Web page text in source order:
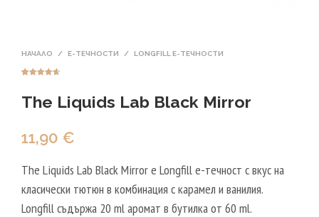
НАЧАЛО / Е-ТЕЧНОСТИ / LONGFILL E-ТЕЧНОСТИ
базирано
The Liquids Lab Black Mirror
11,90 €
The Liquids Lab Black Mirror е Longfill е-течност с вкус на
класически тютюн в комбинация с карамел и ванилия.
Longfill съдържа 20 ml аромат в бутилка от 60 ml.